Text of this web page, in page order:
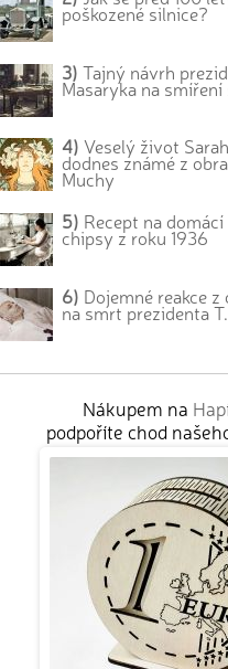
poškozené silnice?
3) Tajný návrh
Masaryka na
4) Veselý život
dodnes známé z
Muchy
5) Recept na
chipsy z roku 1936
6) Dojemné reakce
na smrt prezidenta
Nákupem na
podpoříte chod